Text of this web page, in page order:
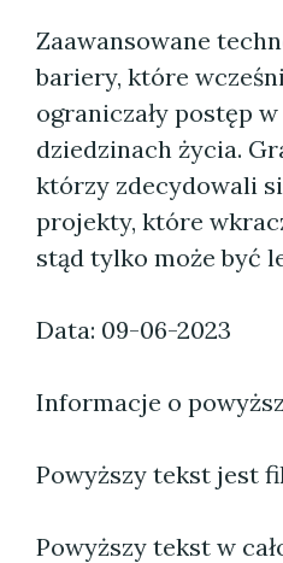
Zaawansowane
bariery, które
ograniczały postęp
dziedzinach życia.
którzy zdecydowali
projekty, które
stąd tylko może być
Data: 09-06-2023
Informacje o
Powyższy tekst jest
Powyższy tekst w